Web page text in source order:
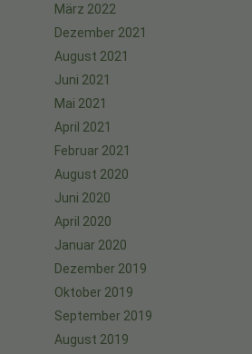
März 2022
Dezember 2021
August 2021
Juni 2021
Mai 2021
April 2021
Februar 2021
August 2020
Juni 2020
April 2020
Januar 2020
Dezember 2019
Oktober 2019
September 2019
August 2019